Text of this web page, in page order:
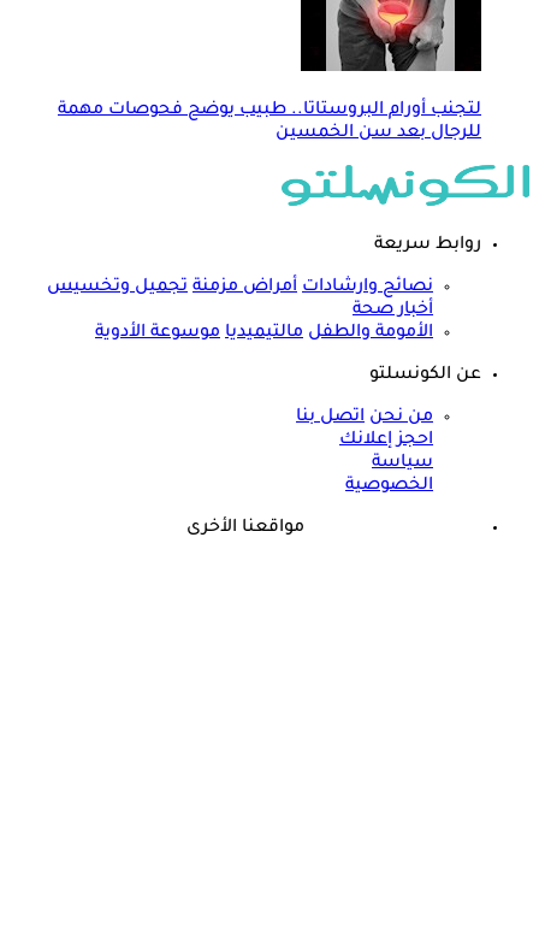
لتجنب أورام البروستاتا.. طبيب يوضح فحوصات مهمة
للرجال بعد سن الخمسين
روابط سريعة
نصائح وارشادات أمراض مزمنة تجميل وتخسيس
أخبار صحة
الأمومة والطفل مالتيميديا موسوعة الأدوية
عن الكونسلتو
من نحن اتصل بنا
احجز إعلانك
سياسة
الخصوصية
مواقعنا الأخرى